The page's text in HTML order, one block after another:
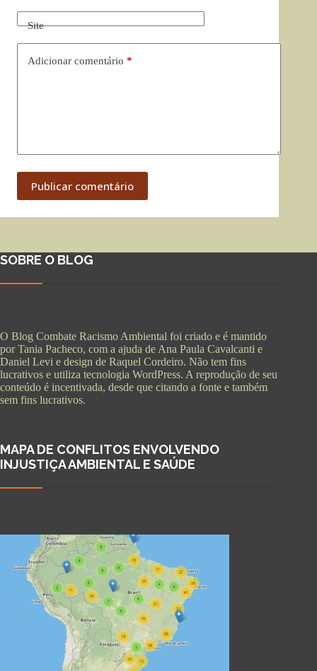
Site
Adicionar comentário *
Publicar comentário
SOBRE O BLOG
O Blog Combate Racismo Ambiental foi criado e é mantido
por Tania Pacheco, com a ajuda de Ana Paula Cavalcanti e
Daniel Levi e design de Raquel Cordeiro. Não tem fins
lucrativos e utiliza tecnologia WordPress. A reprodução de seu
conteúdo é incentivada, desde que citando a fonte e também
sem fins lucrativos.
MAPA DE CONFLITOS ENVOLVENDO
INJUSTIÇA AMBIENTAL E SAÚDE